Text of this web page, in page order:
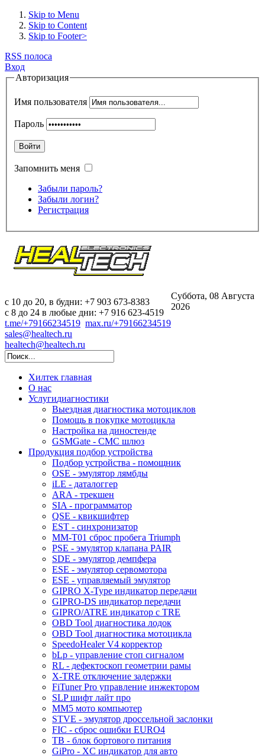
Skip to Menu
Skip to Content
Skip to Footer>
RSS полоса
Вход
Авторизация
Имя пользователя
Пароль
Войти
Запомнить меня
Забыли пароль?
Забыли логин?
Регистрация
c 10 до 20, в будни: +7 903 673-8383
с 8 до 24 в любые дни: +7 916 623-4519
t.me/+79166234519 max.ru/+79166234519
sales@healtech.ru
healtech@healtech.ru
Суббота, 08 Августа
2026
Хилтек главная
О нас
Услугидиагностики
Выездная диагностика мотоциклов
Помощь в покупке мотоцикла
Настройка на диностенде
GSMGate - СМС шлюз
Продукция подбор устройства
Подбор устройства - помощник
OSE - эмулятор лямбды
iLE - даталоггер
ARA - трекшен
SIA - программатор
QSE - квикшифтер
EST - синхронизатор
MM-T01 сброс пробега Triumph
PSE - эмулятор клапана PAIR
SDE - эмулятор демпфера
ESE - эмулятор сервомотора
ESE - управляемый эмулятор
GIPRO X-Type индикатор передачи
GIPRO-DS индикатор передачи
GIPRO/ATRE индикатор с TRE
OBD Tool диагностика лодок
OBD Tool диагностика мотоцикла
SpeedoHealer V4 корректор
bLp - управление стоп сигналом
RL - дефектоскоп геометрии рамы
X-TRE отключение задержки
FiTuner Pro управление инжектором
SLP шифт лайт про
MM5 мото компьютер
STVE - эмулятор дроссельной заслонки
FIC - сброс ошибки EURO4
TB - блок бортового питания
GiPro - XC индикатор для авто